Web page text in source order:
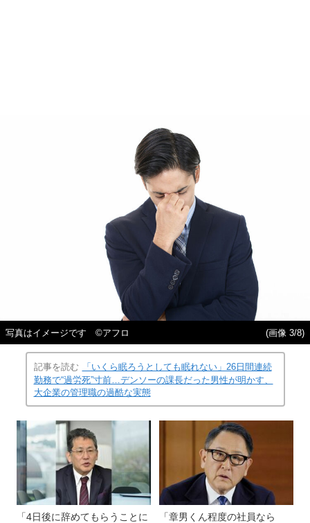
写真はイメージです ©アフロ (画像 3/8)
記事を読む
「いくら眠ろうとしても眠れない」26日間連続
勤務で“過労死”寸前…デンソーの課長だった男性が明かす、
大企業の管理職の過酷な実態
「4日後に辞めてもらうことに
「章男くん程度の社員なら